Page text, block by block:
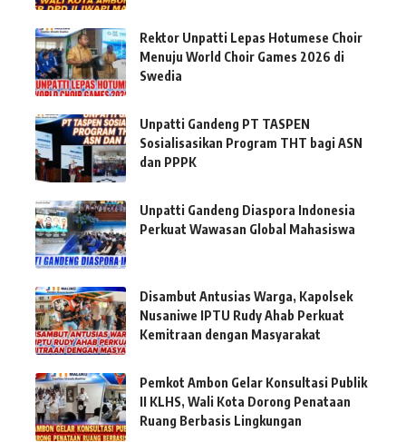
Rektor Unpatti Lepas Hotumese Choir
Menuju World Choir Games 2026 di
Swedia
Unpatti Gandeng PT TASPEN
Sosialisasikan Program THT bagi ASN
dan PPPK
Unpatti Gandeng Diaspora Indonesia
Perkuat Wawasan Global Mahasiswa
Disambut Antusias Warga, Kapolsek
Nusaniwe IPTU Rudy Ahab Perkuat
Kemitraan dengan Masyarakat
Pemkot Ambon Gelar Konsultasi Publik
II KLHS, Wali Kota Dorong Penataan
Ruang Berbasis Lingkungan